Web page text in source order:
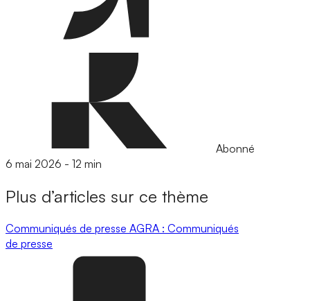
Abonné
6 mai 2026 - 12 min
Plus d’articles sur ce thème
Communiqués de presse AGRA : Communiqués
de presse